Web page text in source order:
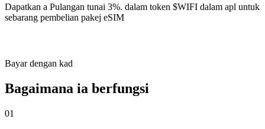
Dapatkan a Pulangan tunai 3%. dalam token $WIFI dalam apl untuk
sebarang pembelian pakej eSIM
Bayar dengan kad
Bagaimana ia berfungsi
01